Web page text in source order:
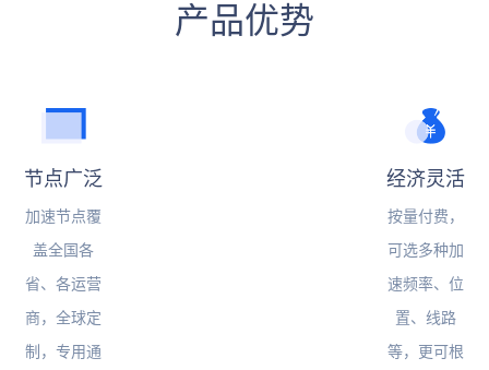
产品优势
节点广泛
加速节点覆
盖全国各
省、各运营
商，全球定
制，专用通
经济灵活
按量付费，
可选多种加
速频率、位
置、线路
等，更可根